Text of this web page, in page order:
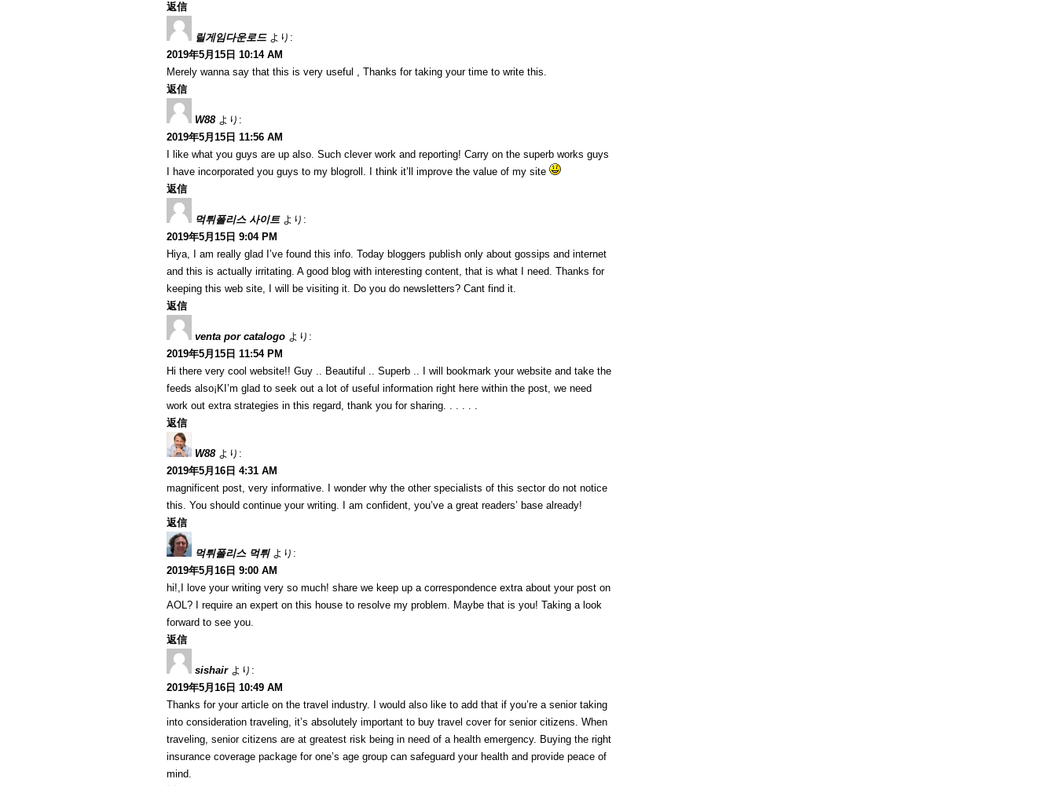
返信
릴게임다운로드 より:
2019年5月15日 10:14 AM
Merely wanna say that this is very useful , Thanks for taking your time to write this.
返信
W88 より:
2019年5月15日 11:56 AM
I like what you guys are up also. Such clever work and reporting! Carry on the superb works guys
I have incorporated you guys to my blogroll. I think it’ll improve the value of my site
返信
먹튀폴리스 사이트 より:
2019年5月15日 9:04 PM
Hiya, I am really glad I’ve found this info. Today bloggers publish only about gossips and internet
and this is actually irritating. A good blog with interesting content, that is what I need. Thanks for
keeping this web site, I will be visiting it. Do you do newsletters? Cant find it.
返信
venta por catalogo より:
2019年5月15日 11:54 PM
Hi there very cool website!! Guy .. Beautiful .. Superb .. I will bookmark your website and take the
feeds also¡KI’m glad to seek out a lot of useful information right here within the post, we need
work out extra strategies in this regard, thank you for sharing. . . . . .
返信
W88 より:
2019年5月16日 4:31 AM
magnificent post, very informative. I wonder why the other specialists of this sector do not notice
this. You should continue your writing. I am confident, you’ve a great readers’ base already!
返信
먹튀폴리스 먹튀 より:
2019年5月16日 9:00 AM
hi!,I love your writing very so much! share we keep up a correspondence extra about your post on
AOL? I require an expert on this house to resolve my problem. Maybe that is you! Taking a look
forward to see you.
返信
sishair より:
2019年5月16日 10:49 AM
Thanks for your article on the travel industry. I would also like to add that if you’re a senior taking
into consideration traveling, it’s absolutely important to buy travel cover for senior citizens. When
traveling, senior citizens are at greatest risk being in need of a health emergency. Buying the right
insurance coverage package for one’s age group can safeguard your health and provide peace of
mind.